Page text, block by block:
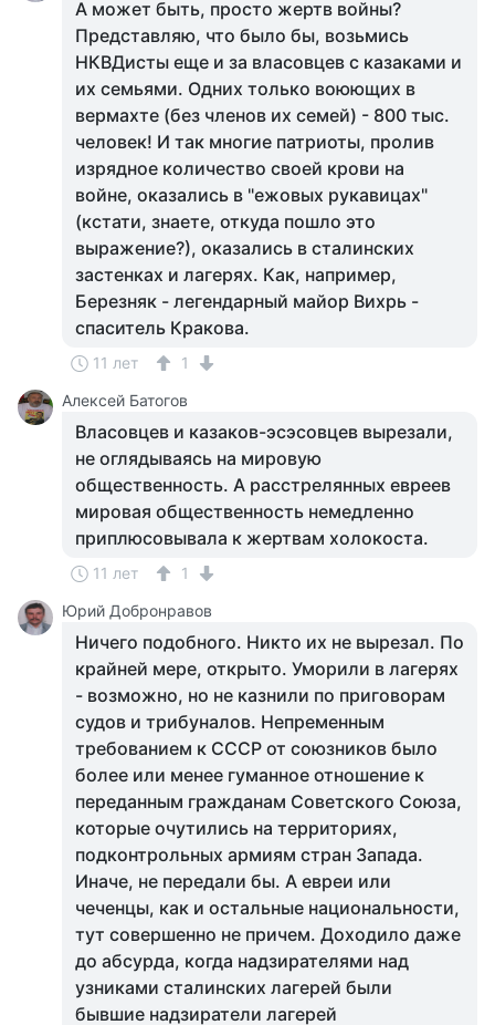
А может быть, просто жертв войны?
Представляю, что было бы, возьмись
НКВДисты еще и за власовцев с казаками и
их семьями. Одних только воюющих в
вермахте (без членов их семей) - 800 тыс.
человек! И так многие патриоты, пролив
изрядное количество своей крови на
войне, оказались в "ежовых рукавицах"
(кстати, знаете, откуда пошло это
выражение?), оказались в сталинских
застенках и лагерях. Как, например,
Березняк - легендарный майор Вихрь -
спаситель Кракова.
11 лет
1
Алексей Батогов
Власовцев и казаков-эсэсовцев вырезали,
не оглядываясь на мировую
общественность. А расстрелянных евреев
мировая общественность немедленно
приплюсовывала к жертвам холокоста.
11 лет
1
Юрий Добронравов
Ничего подобного. Никто их не вырезал. По
крайней мере, открыто. Уморили в лагерях
- возможно, но не казнили по приговорам
судов и трибуналов. Непременным
требованием к СССР от союзников было
более или менее гуманное отношение к
переданным гражданам Советского Союза,
которые очутились на территориях,
подконтрольных армиям стран Запада.
Иначе, не передали бы. А евреи или
чеченцы, как и остальные национальности,
тут совершенно не причем. Доходило даже
до абсурда, когда надзирателями над
узниками сталинских лагерей были
бывшие надзиратели лагерей